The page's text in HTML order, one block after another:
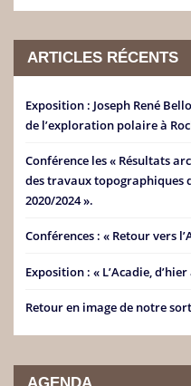
ARTICLES RÉCENTS
Exposition : Joseph René
de l’exploration polaire à
Conférence les « Résultats
des travaux topographiques
2020/2024 ».
Conférences : « Retour vers
Exposition : « L’Acadie,
Retour en image de notre
AGENDA